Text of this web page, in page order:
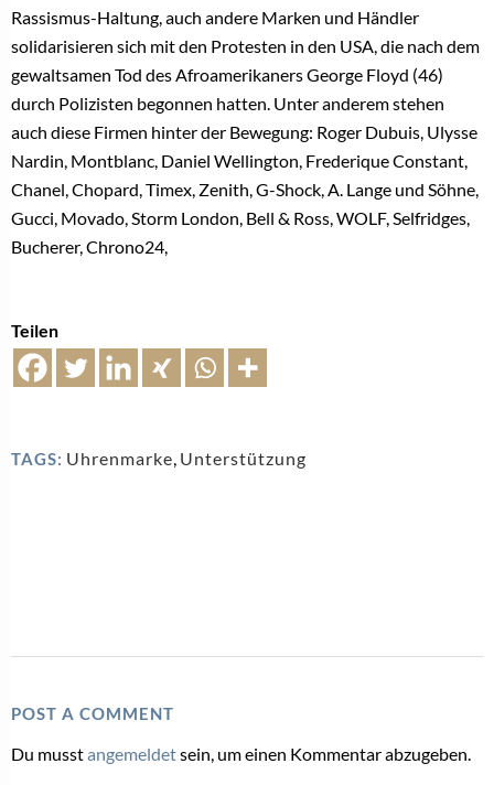
Rassismus-Haltung, auch andere Marken und Händler
solidarisieren sich mit den Protesten in den USA, die nach dem
gewaltsamen Tod des Afroamerikaners George Floyd (46)
durch Polizisten begonnen hatten. Unter anderem stehen
auch diese Firmen hinter der Bewegung: Roger Dubuis, Ulysse
Nardin, Montblanc, Daniel Wellington, Frederique Constant,
Chanel, Chopard, Timex, Zenith, G-Shock, A. Lange und Söhne,
Gucci, Movado, Storm London, Bell & Ross, WOLF, Selfridges,
Bucherer, Chrono24,
Teilen
TAGS: Uhrenmarke Unterstützung
POST A COMMENT
Du musstangemeldetsein, um einen Kommentar abzugeben.